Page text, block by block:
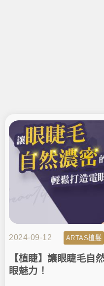
2024-09-12 ARTAS植髮
【植睫】讓眼睫毛自
眼魅力！